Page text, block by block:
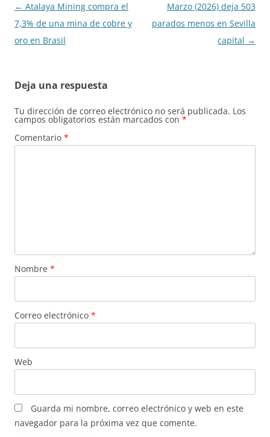
Navegación
de
entradas
← Atalaya Mining compra el
7,3% de una mina de cobre y
oro en Brasil
Marzo (2026) deja 503
parados menos en Sevilla
capital →
Deja una respuesta
Tu dirección de correo electrónico no será publicada. Los
campos obligatorios están marcados con *
Comentario *
Nombre *
Correo electrónico *
Web
Guarda mi nombre, correo electrónico y web en este
navegador para la próxima vez que comente.